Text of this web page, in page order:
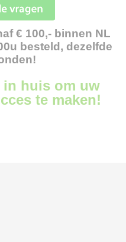
€ 100,- binnen NL
besteld, dezelfde
in huis om uw
te maken!